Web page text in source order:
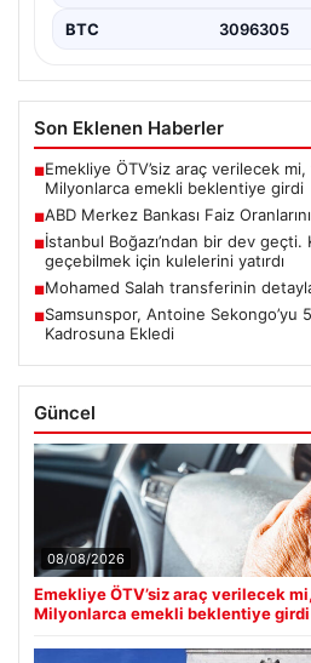
BTC 3096305
Son Eklenen Haberler
■Emekliye ÖTV’siz araç verilecek mi,
Milyonlarca emekli beklentiye girdi
■ABD Merkez Bankası Faiz
■İstanbul Boğazı’ndan bir dev geçti.
geçebilmek için kulelerini yatırdı
■Mohamed Salah transferinin
■Samsunspor, Antoine Sekongo’yu 5
Kadrosuna Ekledi
Güncel
08/08/2026
Emekliye ÖTV’siz araç verilecek
Milyonlarca emekli beklentiye girdi